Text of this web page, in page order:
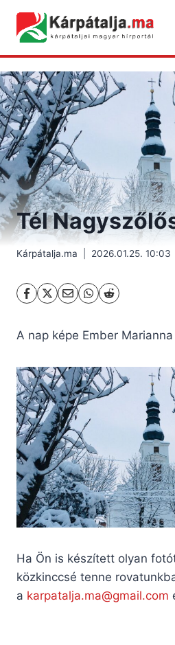
content
Tél
Kárpátalja.ma 2026.01.25. 10:03
A nap képe Ember
Ha Ön is készített olyan
közkinccsé tenne
a karpatalja.ma@gmail.com